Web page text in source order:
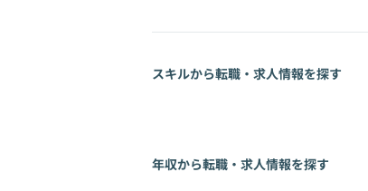
スキルから転職・求人情報を探す
年収から転職・求人情報を探す